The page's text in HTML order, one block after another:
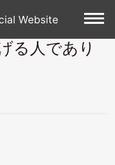
Website
ィール
る人であり